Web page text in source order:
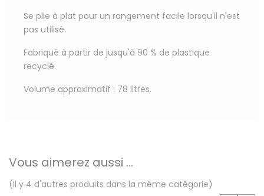
Se plie à plat pour un rangement facile lorsqu'il n'est
pas utilisé.
Fabriqué à partir de jusqu'à 90 % de plastique
recyclé.
Volume approximatif : 78 litres.
Vous aimerez aussi ...
(Il y 4 d'autres produits dans la même catégorie)